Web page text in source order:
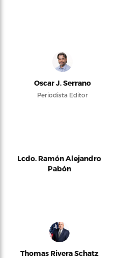
Oscar J. Serrano
Periodista Editor
Lcdo. Ramón Alejandro
Pabón
Thomas Rivera Schatz